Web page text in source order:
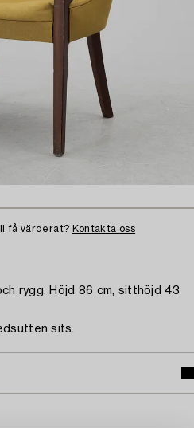
få värderat? Kontakta oss
rygg. Höjd 86 cm, sitthöjd 43
sits.